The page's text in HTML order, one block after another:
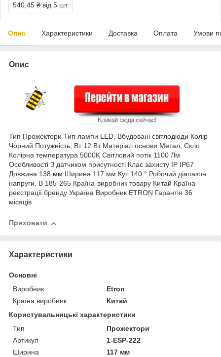
540,45 ₴ від 5 шт.
Опис Характеристики Доставка Оплата Умови
Опис
Тип Прожектори Тип лампи LED, Вбудовані світлодіоди Колір
Чорний Потужність, Вт 12 Вт Матеріал основи Метал, Скло
Колірна температура 5000K Світловий потік 1100 Лм
Особливості З датчиком присутності Клас захисту IP IP67
Довжина 138 мм Ширина 117 мм Кут 140 ° Робочий діапазон
напруги, В 185-265 Країна-виробник товару Китай Країна
реєстрації бренду Україна Виробник ETRON Гарантія 36
місяців
Приховати
Характеристики
Основні
Виробник
Etron
Країна виробник
Китай
Користувальницькі характеристики
Тип
Прожектори
Артикул
1-ESP-222
Ширина
117 мм